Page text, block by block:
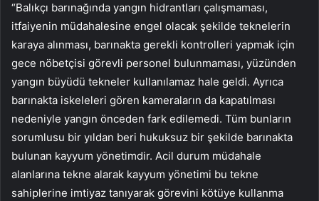
“Balıkçı barınağında yangın hidrantları çalışmaması,
itfaiyenin müdahalesine engel olacak şekilde teknelerin
karaya alınması, barınakta gerekli kontrolleri yapmak için
gece nöbetçisi görevli personel bulunmaması, yüzünden
yangın büyüdü tekneler kullanılamaz hale geldi. Ayrıca
barınakta iskeleleri gören kameraların da kapatılması
nedeniyle yangın önceden fark edilemedi. Tüm bunların
sorumlusu bir yıldan beri hukuksuz bir şekilde barınakta
bulunan kayyum yönetimdir. Acil durum müdahale
alanlarına tekne alarak kayyum yönetimi bu tekne
sahiplerine imtiyaz tanıyarak görevini kötüye kullanma